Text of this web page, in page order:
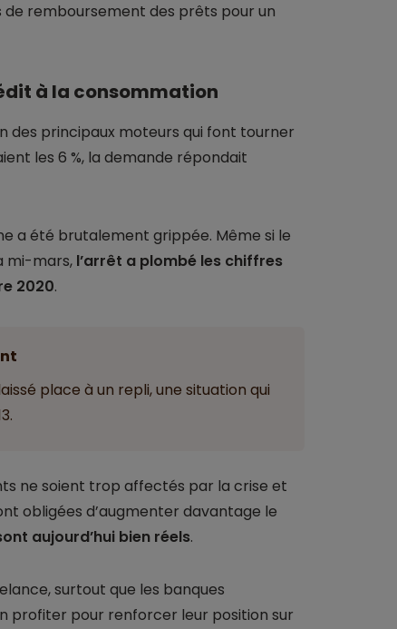
remboursement des prêts pour un
à la consommation
des principaux moteurs qui font tourner
les 6 %, la demande répondait
a été brutalement grippée. Même si le
mi-mars, l’arrêt a plombé les chiffres
2020.
place à un repli, une situation qui
ne soient trop affectés par la crise et
obligées d’augmenter davantage le
aujourd’hui bien réels.
surtout que les banques
profiter pour renforcer leur position sur